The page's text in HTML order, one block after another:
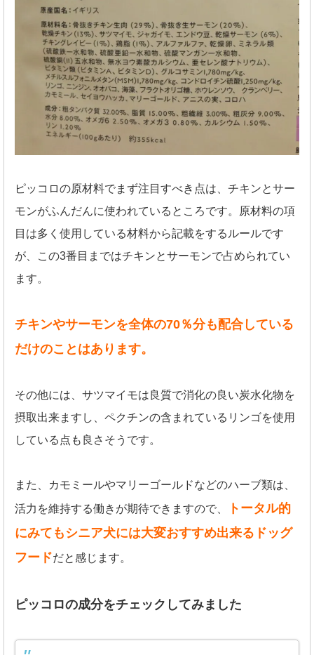
ピッコロの原材料でまず注目すべき点は、チキンとサー
モンがふんだんに使われているところです。原材料の項
目は多く使用している材料から記載をするルールです
が、この3番目まではチキンとサーモンで占められてい
ます。
チキンやサーモンを全体の70％分も配合している
だけのことはあります。
その他には、サツマイモは良質で消化の良い炭水化物を
摂取出来ますし、ペクチンの含まれているリンゴを使用
している点も良さそうです。
また、カモミールやマリーゴールドなどのハーブ類は、
活力を維持する働きが期待できますので、
トータル的
にみてもシニア犬には大変おすすめ出来るドッグ
フードだと感じます。
ピッコロの成分をチェックしてみました